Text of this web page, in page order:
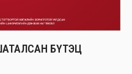
БҮТЭЦ